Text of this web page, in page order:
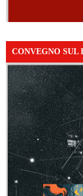
CONVEGNO SUL